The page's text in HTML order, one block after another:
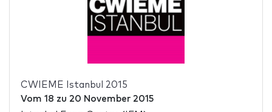
CWIEME Istanbul 2015
Vom 18 zu 20 November 2015